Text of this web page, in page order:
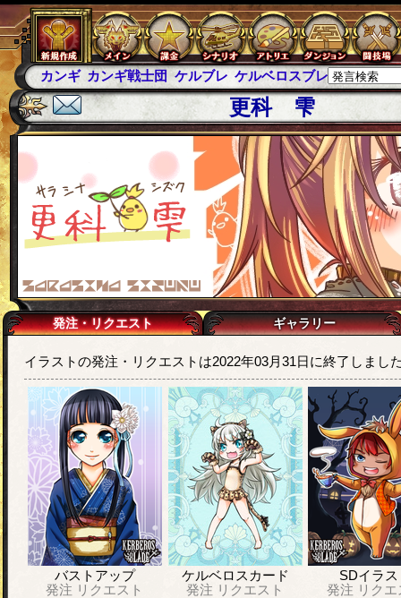
カンギ カンギ戦士団 ケルブレ ケルベロスブレイド スパ
更科 雫
発注・リクエスト ギャラリー
イラストの発注・リクエストは2022年03月31日に終了しまし
バストアップ
発注 リクエスト
ケルベロスカード
発注 リクエスト
SDイラス
発注 リク